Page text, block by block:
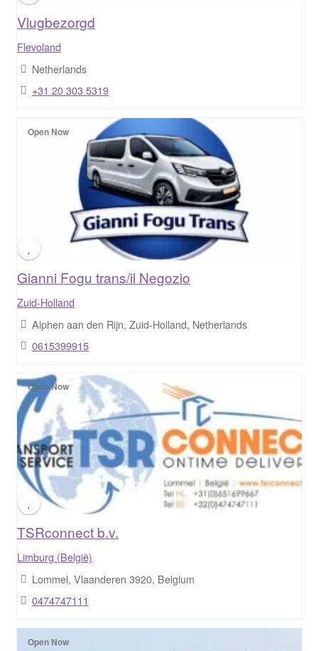
Vlugbezorgd
Flevoland
Netherlands
+31 20 303 5319
Gianni Fogu trans/il Negozio
Zuid-Holland
Alphen aan den Rijn, Zuid-Holland, Netherlands
0615399915
Open Now
TSRconnect b.v.
Limburg (België)
Lommel, Vlaanderen 3920, Belgium
0474747111
Open Now
Open Now